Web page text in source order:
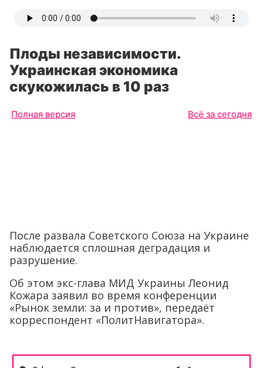
Плоды независимости.
Украинская экономика
скукожилась в 10 раз
Полная версия Всё за сегодня
После развала Советского Союза на Украине
наблюдается сплошная деградация и
разрушение.
Об этом экс-глава МИД Украины Леонид
Кожара заявил во время конференции
«Рынок земли: за и против», передаёт
корреспондент «ПолитНавигатора».